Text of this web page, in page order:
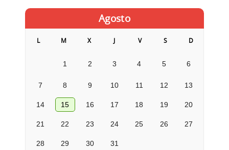
Agosto
L M X J V S D
1 2 3 4 5 6
7 8 9 10 11 12 13
14 15 16 17 18 19 20
21 22 23 24 25 26 27
28 29 30 31